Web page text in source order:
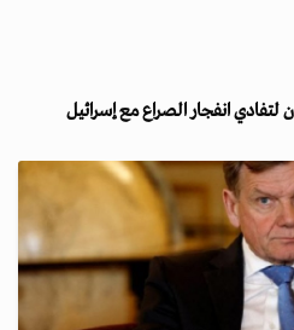
لتفادي انفجار الصراع مع إسرائيل